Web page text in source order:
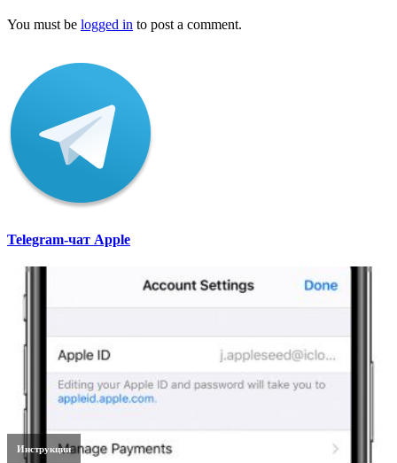
You must be logged in to post a comment.
Telegram-чат Apple
Инструкции